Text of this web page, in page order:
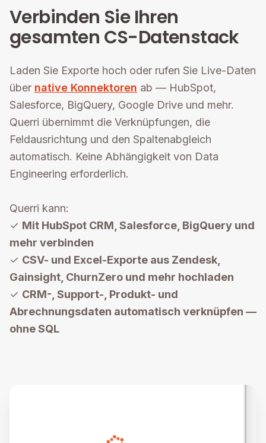
Verbinden Sie Ihren
gesamten CS-Datenstack
Laden Sie Exporte hoch oder rufen Sie Live-Daten
über native Konnektoren ab — HubSpot,
Salesforce, BigQuery, Google Drive und mehr.
Querri übernimmt die Verknüpfungen, die
Feldausrichtung und den Spaltenabgleich
automatisch. Keine Abhängigkeit von Data
Engineering erforderlich.
Querri kann:
✓ Mit HubSpot CRM, Salesforce, BigQuery und
mehr verbinden
✓ CSV- und Excel-Exporte aus Zendesk,
Gainsight, ChurnZero und mehr hochladen
✓ CRM-, Support-, Produkt- und
Abrechnungsdaten automatisch verknüpfen —
ohne SQL